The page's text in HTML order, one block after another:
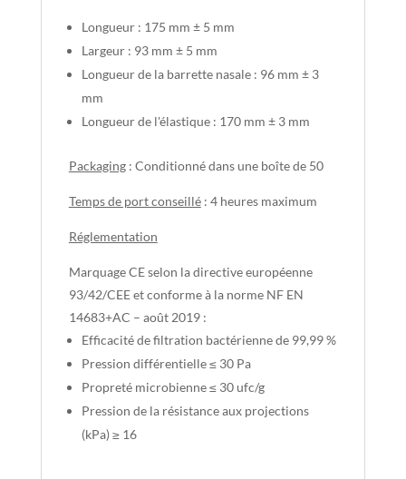
Longueur : 175 mm ± 5 mm
Largeur : 93 mm ± 5 mm
Longueur de la barrette nasale : 96 mm ± 3
mm
Longueur de l'élastique : 170 mm ± 3 mm
Packaging: Conditionné dans une boîte de 50
Temps de port conseillé: 4 heures maximum
Réglementation
Marquage CE selon la directive européenne
93/42/CEE et conforme à la norme NF EN
14683+AC – août 2019 :
Efficacité de filtration bactérienne de 99,99 %
Pression différentielle ≤ 30 Pa
Propreté microbienne ≤ 30 ufc/g
Pression de la résistance aux projections
(kPa) ≥ 16